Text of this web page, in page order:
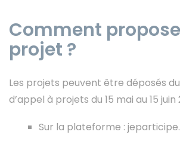
Comment
projet ?
Les projets peuvent être déposés
d’appel à projets du 15 mai au 15 juin
Sur la plateforme :